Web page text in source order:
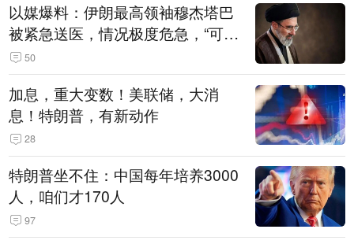
以媒爆料：伊朗最高领袖穆杰塔巴
被紧急送医，情况极度危急，“可能
随时会死去”
50
加息，重大变数！美联储，大消
息！特朗普，有新动作
28
特朗普坐不住：中国每年培养3000
人，咱们才170人
97